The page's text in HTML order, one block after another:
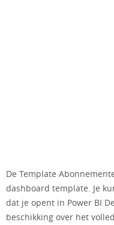
De Template
dashboard template. Je
dat je opent in Power BI
beschikking over het